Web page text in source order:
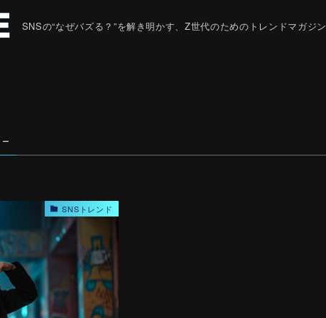
SNSの“なぜバズる？”を解き明かす、Z世代のためのトレンドマガジン
SNSトレンド